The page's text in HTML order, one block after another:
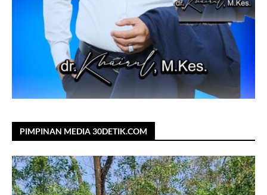
PIMPINAN MEDIA 30DETIK.COM